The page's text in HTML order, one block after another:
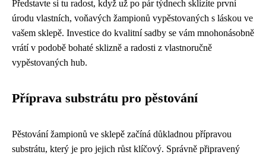
Představte si tu radost, když už po pár týdnech sklízíte první
úrodu vlastních, voňavých žampionů vypěstovaných s láskou ve
vašem sklepě. Investice do kvalitní sadby se vám mnohonásobně
vrátí v podobě bohaté sklizně a radosti z vlastnoručně
vypěstovaných hub.
Příprava substrátu pro pěstování
Pěstování žampionů ve sklepě začíná důkladnou přípravou
substrátu, který je pro jejich růst klíčový. Správně připravený